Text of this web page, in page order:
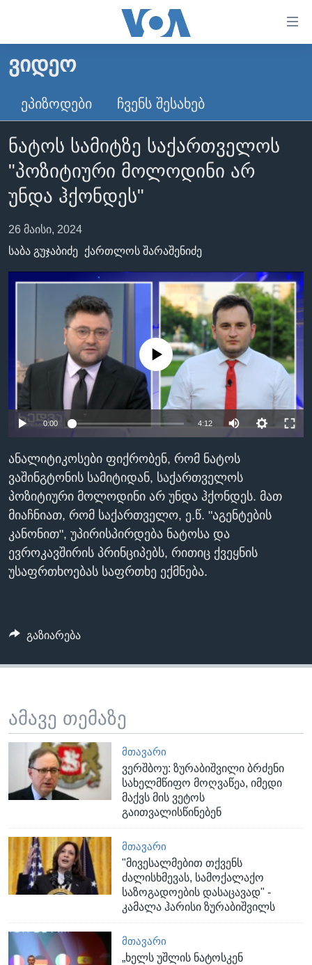
ხელმისაწვდომობისთვის
გადადით
მთავარზე
გადადით
მთავარ
ნავიგაციაზე
გადადით
ძიებაზე
ᲛᲗᲐᲕᲐᲠᲘ
ᲐᲮᲐᲚᲘ ᲐᲛᲑᲔᲑᲘ
ᲡᲐᲥᲐᲠᲗᲕᲔᲚᲝ
ᲐᲨᲨ
ᲐᲨᲨ-ᲘᲡ ᲐᲠᲩᲔᲕᲜᲔᲑᲘ 2024
ᲛᲡᲝᲤᲚᲘᲝ
ᲕᲘᲓᲔᲝᲔᲑᲘ
ᲒᲐᲓᲐᲪᲔᲛᲔᲑᲘ
ᲕᲐᲨᲘᲜᲒᲢᲝᲜᲘ ᲓᲦᲔᲡ
ᲮᲔᲓᲕᲐ ᲕᲐᲨᲘᲜᲒᲢᲝᲜᲘᲓᲐᲜ
ᲡᲢᲣᲓᲘᲐ ᲕᲐᲨᲘᲜᲒᲢᲝᲜᲘ
ᲡᲮᲕᲐ ᲡᲘᲐᲮᲚᲔᲔᲑᲘ
ᲞᲝᲚᲘᲢᲘᲙᲐ
ᲔᲙᲝᲜᲝᲛᲘᲙᲐ
ᲯᲐᲜᲛᲠᲗᲔᲚᲝᲑᲐ
ᲛᲔᲪᲜᲘᲔᲠᲔᲑᲐ
ᲙᲣᲚᲢᲣᲠᲐ
ᲓᲔᲖᲘᲜᲤᲝᲠᲛᲐᲪᲘᲐ
ᲠᲣᲡᲔᲗᲘᲡ ᲨᲔᲭᲠᲐ ᲣᲙᲠᲐᲘᲜᲐᲨᲘ
Learning English
ᲗᲕᲐᲚᲘ ᲒᲕᲐᲓᲔᲕᲜᲔᲗ
ენები
ᲕᲘᲓᲔᲝ
ᲔᲞᲘᲖᲝᲓᲔᲑᲘ ᲩᲕᲔᲜᲡ ᲨᲔᲡᲐᲮᲔᲑ
ნატოს სამიტზე საქართველოს
"პოზიტიური მოლოდინი არ
უნდა ჰქონდეს"
26 მაისი, 2024
საბა გუჯაბიძე ქართლოს შარაშენიძე
No media source currently available
0:00 4:12
ანალიტიკოსები ფიქრობენ, რომ ნატოს
ვაშინგტონის სამიტიდან, საქართველოს
პოზიტიური მოლოდინი არ უნდა ჰქონდეს. მათ
მიაჩნიათ, რომ საქართველო, ე.წ. "აგენტების
კანონით", უპირისპირდება ნატოსა და
ევროკავშირის პრინციპებს, რითიც ქვეყნის
უსაფრთხოებას საფრთხე ექმნება.
გაზიარება
ამავე თემაზე
ᲛᲗᲐᲕᲐᲠᲘ
ვერშბოუ: ზურაბიშვილი ბრძენი
სახელმწიფო მოღვაწეა, იმედი
მაქვს მის ვეტოს
გაითვალისწინებენ
ᲛᲗᲐᲕᲐᲠᲘ
"მივესალმებით თქვენს
ძალისხმევას, სამოქალაქო
საზოგადოების დასაცავად" -
კამალა ჰარისი ზურაბიშვილს
ᲛᲗᲐᲕᲐᲠᲘ
„ხელს უშლის ნატოსკენ